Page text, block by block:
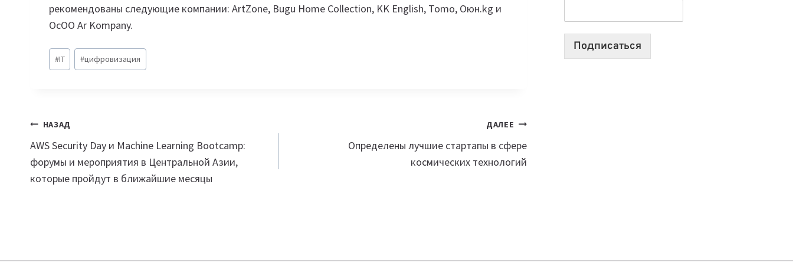
рекомендованы следующие компании: ArtZone, Bugu Home Collection, KK English, Tomo, Оюн.kg и
ОсОО Ar Kompany.
Метки
записи:
#IT #цифровизация
Навигация
по
записям
НАЗАД
AWS Security Day и Machine Learning Bootcamp:
форумы и мероприятия в Центральной Азии,
которые пройдут в ближайшие месяцы
ДАЛЕЕ
Определены лучшие стартапы в сфере
космических технологий
ИИ-
АГЕНТАХ
Подписаться